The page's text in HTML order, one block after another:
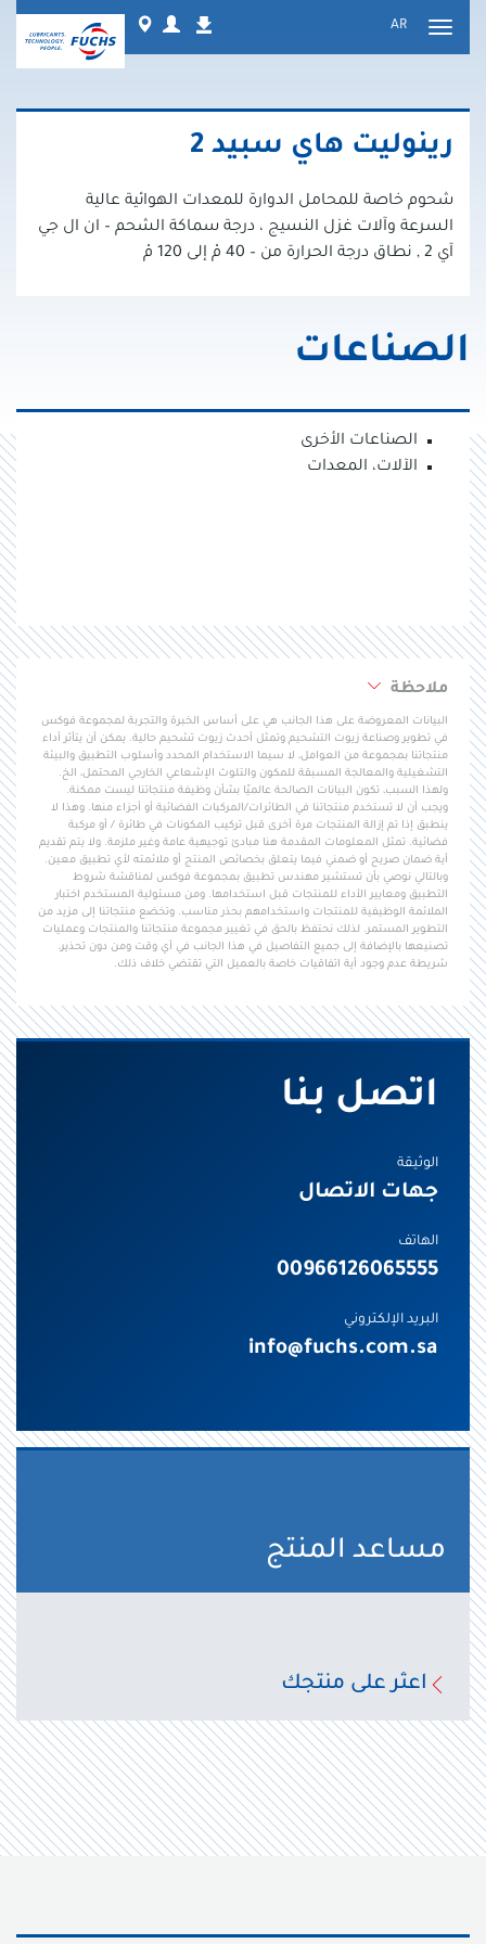
التنزيلات
Login
Worldwide AR
رينوليت هاي سبيد 2
شحوم خاصة للمحامل الدوارة للمعدات الهوائية عالية
السرعة وآلات غزل النسيج ، درجة سماكة الشحم – ان ال جي
آي 2 , نطاق درجة الحرارة من – 40 مْ إلى 120 مْ
الصناعات
الصناعات الأخرى
الآلات، المعدات
ملاحظة
البيانات المعروضة على هذا الجانب هي على أساس الخبرة والتجربة لمجموعة فوكس
في تطوير وصناعة زيوت التشحيم وتمثل أحدث زيوت تشحيم حالية. يمكن أن يتأثر أداء
منتجاتنا بمجموعة من العوامل، لا سيما الاستخدام المحدد وأسلوب التطبيق والبيئة
التشغيلية والمعالجة المسبقة للمكون والتلوث الإشعاعي الخارجي المحتمل، الخ.
ولهذا السبب، تكون البيانات الصالحة عالميًا بشأن وظيفة منتجاتنا ليست ممكنة.
ويجب أن لا تستخدم منتجاتنا في الطائرات/المركبات الفضائية أو أجزاء منها. وهذا لا
ينطبق إذا تم إزالة المنتجات مرة أخرى قبل تركيب المكونات في طائرة / أو مركبة
فضائية. تمثل المعلومات المقدمة هنا مبادئ توجيهية عامة وغير ملزمة. ولا يتم تقديم
أية ضمان صريح أو ضمني فيما يتعلق بخصائص المنتج أو ملائمته لأي تطبيق معين.
وبالتالي نوصي بأن تستشير مهندس تطبيق بمجموعة فوكس لمناقشة شروط
التطبيق ومعايير الأداء للمنتجات قبل استخدامها. ومن مسئولية المستخدم اختبار
الملائمة الوظيفية للمنتجات واستخدامهم بحذر مناسب. وتخضع منتجاتنا إلى مزيد من
التطوير المستمر. لذلك نحتفظ بالحق في تغيير مجموعة منتجاتنا والمنتجات وعمليات
تصنيعها بالإضافة إلى جميع التفاصيل في هذا الجانب في أي وقت ومن دون تحذير،
شريطة عدم وجود أية اتفاقيات خاصة بالعميل التي تقتضي خلاف ذلك.
اتصل بنا
الوثيقة
جهات الاتصال
الهاتف
00966126065555
البريد الإلكتروني
info@fuchs.com.sa
مساعد المنتج
اعثر على منتجك